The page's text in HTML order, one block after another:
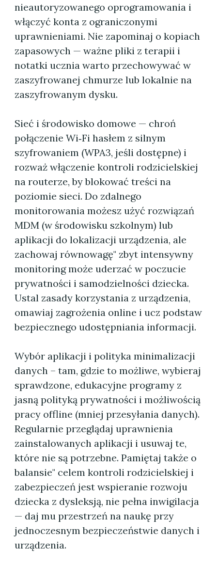
nieautoryzowanego oprogramowania i
włączyć konta z ograniczonymi
uprawnieniami. Nie zapominaj o kopiach
zapasowych — ważne pliki z terapii i
notatki ucznia warto przechowywać w
zaszyfrowanej chmurze lub lokalnie na
zaszyfrowanym dysku.
Sieć i środowisko domowe — chroń
połączenie Wi‑Fi hasłem z silnym
szyfrowaniem (WPA3, jeśli dostępne) i
rozważ włączenie kontroli rodzicielskiej
na routerze, by blokować treści na
poziomie sieci. Do zdalnego
monitorowania możesz użyć rozwiązań
MDM (w środowisku szkolnym) lub
aplikacji do lokalizacji urządzenia, ale
zachowaj równowagę" zbyt intensywny
monitoring może uderzać w poczucie
prywatności i samodzielności dziecka.
Ustal zasady korzystania z urządzenia,
omawiaj zagrożenia online i ucz podstaw
bezpiecznego udostępniania informacji.
Wybór aplikacji i polityka minimalizacji
danych – tam, gdzie to możliwe, wybieraj
sprawdzone, edukacyjne programy z
jasną polityką prywatności i możliwością
pracy offline (mniej przesyłania danych).
Regularnie przeglądaj uprawnienia
zainstalowanych aplikacji i usuwaj te,
które nie są potrzebne. Pamiętaj także o
balansie" celem kontroli rodzicielskiej i
zabezpieczeń jest wspieranie rozwoju
dziecka z dysleksją, nie pełna inwigilacja
— daj mu przestrzeń na naukę przy
jednoczesnym bezpieczeństwie danych i
urządzenia.